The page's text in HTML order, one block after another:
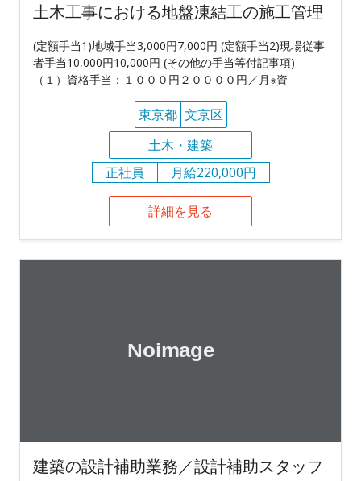
土木工事における地盤凍結工の施工管理
(定額手当1)地域手当3,000円7,000円 (定額手当2)現場従事
者手当10,000円10,000円 (その他の手当等付記事項)
（１）資格手当：１０００円２００００円／月※資
東京都 文京区
土木・建築
正社員
月給220,000円
詳細を見る
建築の設計補助業務／設計補助スタッフ